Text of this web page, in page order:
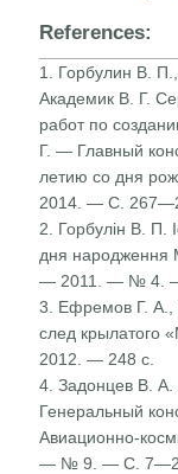
References:
1. Горбулин В.
Академик В. Г.
работ по
Г. — Главный
летию со дня
2014. — С.
2. Горбулін В. П.
дня народження
— 2011. — № 4.
3. Ефремов Г. А.,
след крылатого
2012. — 248 с.
4. Задонцев В.
Генеральный
Авиационно-
— № 9. — С.